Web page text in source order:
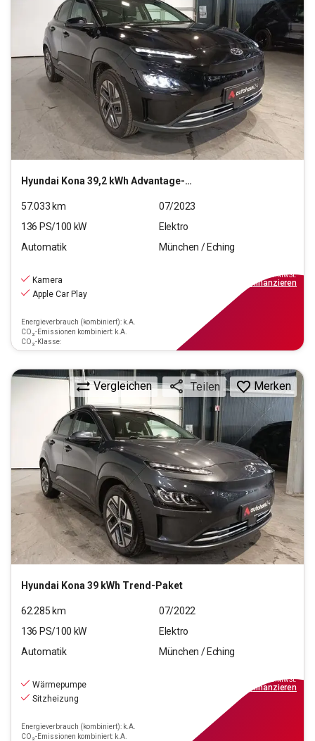
Hyundai Kona 39,2 kWh Advantage-Paket
57.033 km
07/2023
136 PS/100 kW
Elektro
Automatik
München / Eching
Kamera
Apple Car Play
Energieverbrauch (kombiniert): k.A.
CO₂-Emissionen kombiniert: k.A.
CO₂-Klasse:
inkl.MwSt.
finanzieren
Hyundai Kona 39 kWh Trend-Paket
Vergleichen Teilen Merken
62.285 km
07/2022
136 PS/100 kW
Elektro
Automatik
München / Eching
Wärmepumpe
Sitzheizung
Energieverbrauch (kombiniert): k.A.
CO₂-Emissionen kombiniert: k.A.
inkl.MwSt.
finanzieren